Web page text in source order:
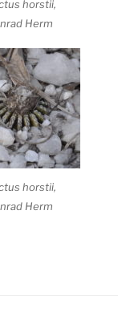
horstii,
Herm
horstii,
Herm